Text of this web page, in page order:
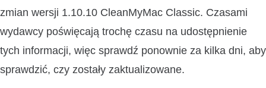
zmian wersji 1.10.10 CleanMyMac Classic. Czasami
wydawcy poświęcają trochę czasu na udostępnienie
tych informacji, więc sprawdź ponownie za kilka dni, aby
sprawdzić, czy zostały zaktualizowane.